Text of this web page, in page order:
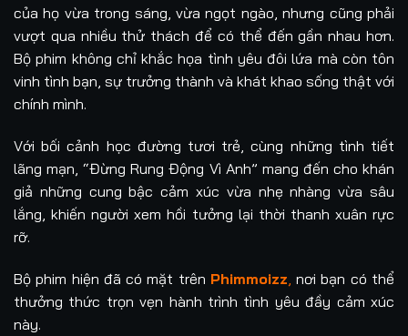
của họ vừa trong sáng, vừa ngọt ngào, nhưng cũng phải
vượt qua nhiều thử thách để có thể đến gần nhau hơn.
Bộ phim không chỉ khắc họa tình yêu đôi lứa mà còn tôn
vinh tình bạn, sự trưởng thành và khát khao sống thật với
chính mình.
Với bối cảnh học đường tươi trẻ, cùng những tình tiết
lãng mạn, “Đừng Rung Động Vì Anh” mang đến cho khán
giả những cung bậc cảm xúc vừa nhẹ nhàng vừa sâu
lắng, khiến người xem hồi tưởng lại thời thanh xuân rực
rỡ.
Bộ phim hiện đã có mặt trên Phimmoizz nơi bạn có thể
thưởng thức trọn vẹn hành trình tình yêu đầy cảm xúc
này.